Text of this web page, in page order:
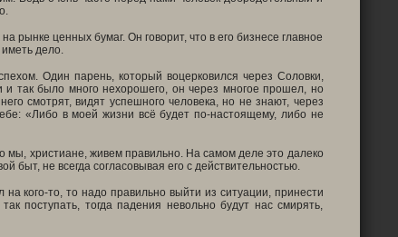
рынке ценных бумаг. Он говорит, что в его бизнесе главное
дело.
Один парень, который воцерковился через Соловки,
и так было много нехорошего, он через многое прошел, но
смотрят, видят успешного человека, но не знают, через
«Либо в моей жизни всё будет по-настоящему, либо не
мы, христиане, живем правильно. На самом деле это далеко
не всегда согласовывая его с действительностью.
кого-то, то надо правильно выйти из ситуации, принести
поступать, тогда падения невольно будут нас смирять,